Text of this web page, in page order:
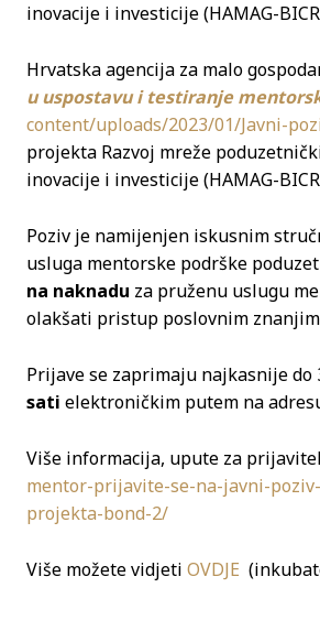
inovacije i investicije (HAMAG-
Hrvatska agencija za malo
u uspostavu i testiranje
content/uploads/2023/01/Javni-
projekta Razvoj mreže
inovacije i investicije (HAMAG-
Poziv je namijenjen iskusnim
usluga mentorske podrške
na naknadu za pruženu uslugu
olakšati pristup poslovnim
Prijave se zaprimaju najkasnije do
sati elektroničkim putem na
Više informacija, upute za
mentor-prijavite-se-na-javni-
projekta-bond-2/
Više možete vidjeti OVDJE